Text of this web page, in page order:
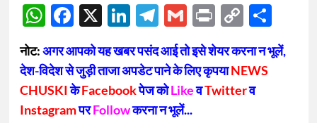
WhatsApp
Facebook
X LinkedIn
Telegram
Gmail
Print
Copy
Link
नोट:अगर आपको यह खबर पसंद आई तो इसे शेयर करना न भूलें,
देश-विदेश से जुड़ी ताजा अपडेट पाने के लिए कृपयाNEWS
CHUSKIकेFacebookपेज कोLikeवTwitterव
InstagramपरFollowकरना न भूलें...